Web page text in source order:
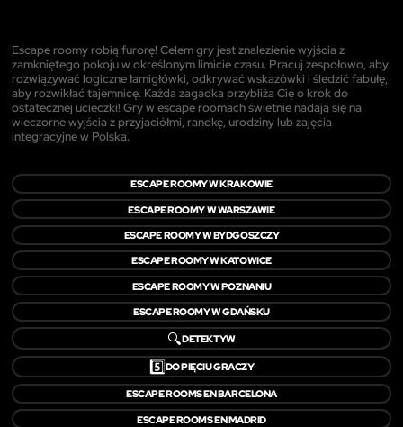
Escape roomy robią furorę! Celem gry jest znalezienie wyjścia z
zamkniętego pokoju w określonym limicie czasu. Pracuj zespołowo, aby
rozwiązywać logiczne łamigłówki, odkrywać wskazówki i śledzić fabułę,
aby rozwikłać tajemnicę. Każda zagadka przybliża Cię o krok do
ostatecznej ucieczki! Gry w escape roomach świetnie nadają się na
wieczorne wyjścia z przyjaciółmi, randkę, urodziny lub zajęcia
integracyjne w Polska.
ESCAPE ROOMY W KRAKOWIE
ESCAPE ROOMY W WARSZAWIE
ESCAPE ROOMY W BYDGOSZCZY
ESCAPE ROOMY W KATOWICE
ESCAPE ROOMY W POZNANIU
ESCAPE ROOMY W GDAŃSKU
🔍DETEKTYW
5️⃣DO PIĘCIU GRACZY
ESCAPE ROOMS EN BARCELONA
ESCAPE ROOMS EN MADRID